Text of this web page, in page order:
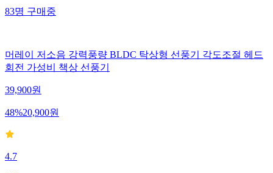
83명구매중
머레이 저소음 강력풍량 BLDC 탁상형 선풍기 각도조절 헤드
회전 가성비 책상 선풍기
39,900원
48%20,900원
4.7